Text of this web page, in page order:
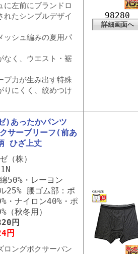
に左前にブランドロ
れたシンプルデザイ
ッシュ編みの夏用パ
なく、ウエスト・裾
プ力が生み出す特殊
りにくく、絞めつけ
98280
詳細画面へ
)あったかパンツ
サーブリーフ(前あ
ひざ上丈
（株）
50%・レーヨン
25% 腰ゴム部：ポ
・ナイロン40%・ポ
（秋冬用）
円
円
ロングボクサーパン